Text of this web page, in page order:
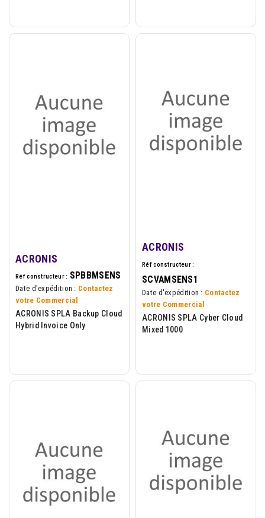
ACRONIS
Réf constructeur : SPBBMSENS
Date d'expédition : Contactez
votre Commercial
ACRONIS SPLA Backup Cloud
Hybrid Invoice Only
ACRONIS
Réf constructeur :
SCVAMSENS1
Date d'expédition : Contactez
votre Commercial
ACRONIS SPLA Cyber Cloud
Mixed 1000